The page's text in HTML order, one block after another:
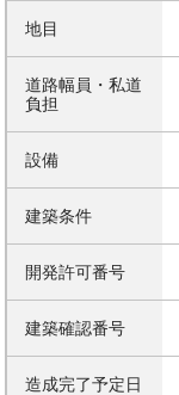
地目
道路幅員・私道
負担
設備
建築条件
開発許可番号
建築確認番号
造成完了予定日